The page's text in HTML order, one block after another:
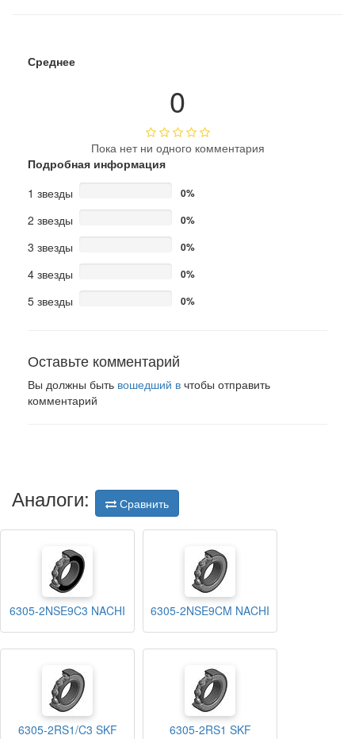
Среднее
0
Пока нет ни одного комментария
Подробная информация
1 звезды
0%
2 звезды 0%
3 звезды 0%
4 звезды 0%
5 звезды 0%
Оставьте комментарий
Вы должны быть вошедший в чтобы отправить
комментарий
Аналоги: Сравнить
6305-2NSE9C3 NACHI 6305-2NSE9CM NACHI
6305-2RS1/C3 SKF 6305-2RS1 SKF